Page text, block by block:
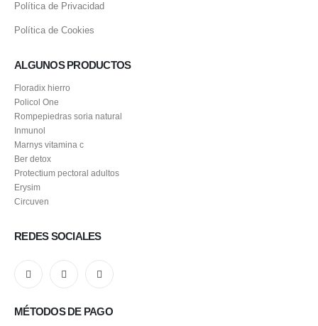
Política de Privacidad
Política de Cookies
ALGUNOS PRODUCTOS
Floradix hierro
Policol One
Rompepiedras soria natural
Inmunol
Marnys vitamina c
Ber detox
Protectium pectoral adultos
Erysim
Circuven
REDES SOCIALES
MÉTODOS DE PAGO